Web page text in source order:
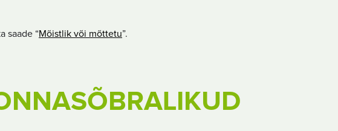
saade “Mõistlik või mõttetu”.